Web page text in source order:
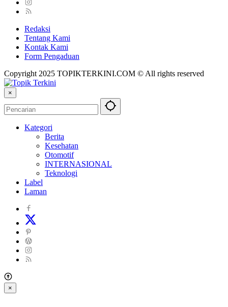
Redaksi
Tentang Kami
Kontak Kami
Form Pengaduan
Copyright 2025 TOPIKTERKINI.COM © All rights reserved
×
Kategori
Berita
Kesehatan
Otomotif
INTERNASIONAL
Teknologi
Label
Laman
×